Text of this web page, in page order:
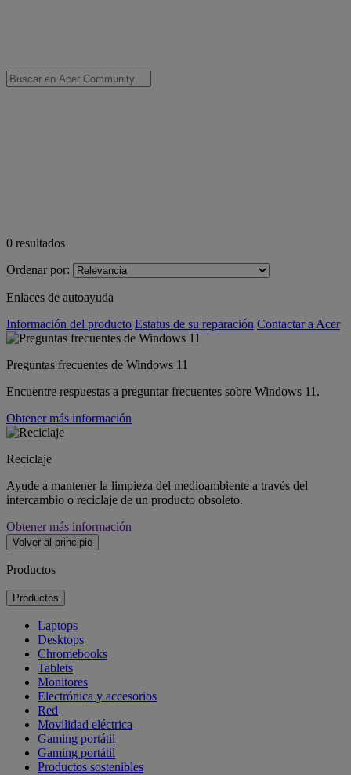
0 resultados
Ordenar por:
Enlaces de autoayuda
Información del producto Estatus de su reparación Contactar a Acer
Preguntas frecuentes de Windows 11
Encuentre respuestas a preguntar frecuentes sobre Windows 11.
Obtener más información
Reciclaje
Ayude a mantener la limpieza del medioambiente a través del
intercambio o reciclaje de un producto obsoleto.
Obtener más información
Volver al principio
Productos
Productos
Laptops
Desktops
Chromebooks
Tablets
Monitores
Electrónica y accesorios
Red
Movilidad eléctrica
Gaming portátil
Gaming portátil
Productos sostenibles